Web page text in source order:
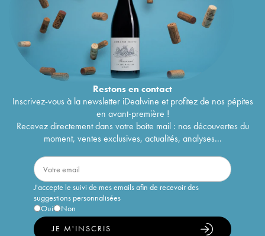
Restons encontact
Inscrivez-vous à la newsletter iDealwine et profitez de nos pépites
en avant-première !
Recevez directement dans votre boîte mail : nos découvertes du
moment, ventes exclusives, actualités, analyses...
J'accepte le suivi de mes emails afin de recevoir des
suggestions personnalisées
Oui
Non
JE M'INSCRIS